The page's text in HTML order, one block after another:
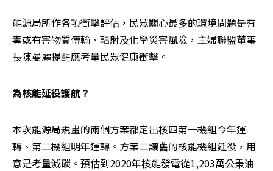
能源局所作各項衝擊評估，民眾關心最多的環境問題是有
毒或有害物質傳輸、輻射及化學災害風險，主婦聯盟董事
長陳曼麗提醒應考量民眾健康衝擊。
為核能延役護航？
本次能源局規畫的兩個方案都定出核四第一機組今年運
轉、第二機組明年運轉。方案二讓舊的核能機組延役，用
意是考量減碳。預估到2020年核能發電從1,203萬公秉油